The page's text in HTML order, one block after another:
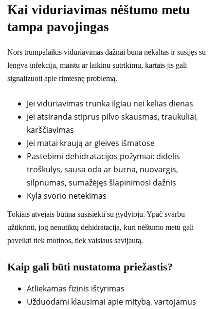
Kai viduriavimas nėštumo metu
tampa pavojingas
Nors trumpalaikis viduriavimas dažnai būna nekaltas ir susijęs su
lengva infekcija, maistu ar laikinu sutrikimu, kartais jis gali
signalizuoti apie rimtesnę problemą.
Jei viduriavimas trunka ilgiau nei kelias dienas
Jei atsiranda stiprus pilvo skausmas, traukuliai,
karščiavimas
Jei matai kraują ar gleives išmatose
Pastebimi dehidratacijos požymiai: didelis
troškulys, sausa oda ar burna, nuovargis,
silpnumas, sumažėjęs šlapinimosi dažnis
Kyla svorio netekimas
Tokiais atvejais būtina susisiekti su gydytoju. Ypač svarbu
užtikrinti, jog nenutiktų dehidratacija, kuri nėštumo metu gali
paveikti tiek motinos, tiek vaisiaus savijautą.
Kaip gali būti nustatoma priežastis?
Atliekamas fizinis ištyrimas
Užduodami klausimai apie mitybą, vartojamus